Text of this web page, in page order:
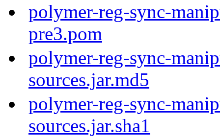
polymer-reg-sync-
pre3.pom
polymer-reg-sync-
sources.jar.md5
polymer-reg-sync-
sources.jar.sha1